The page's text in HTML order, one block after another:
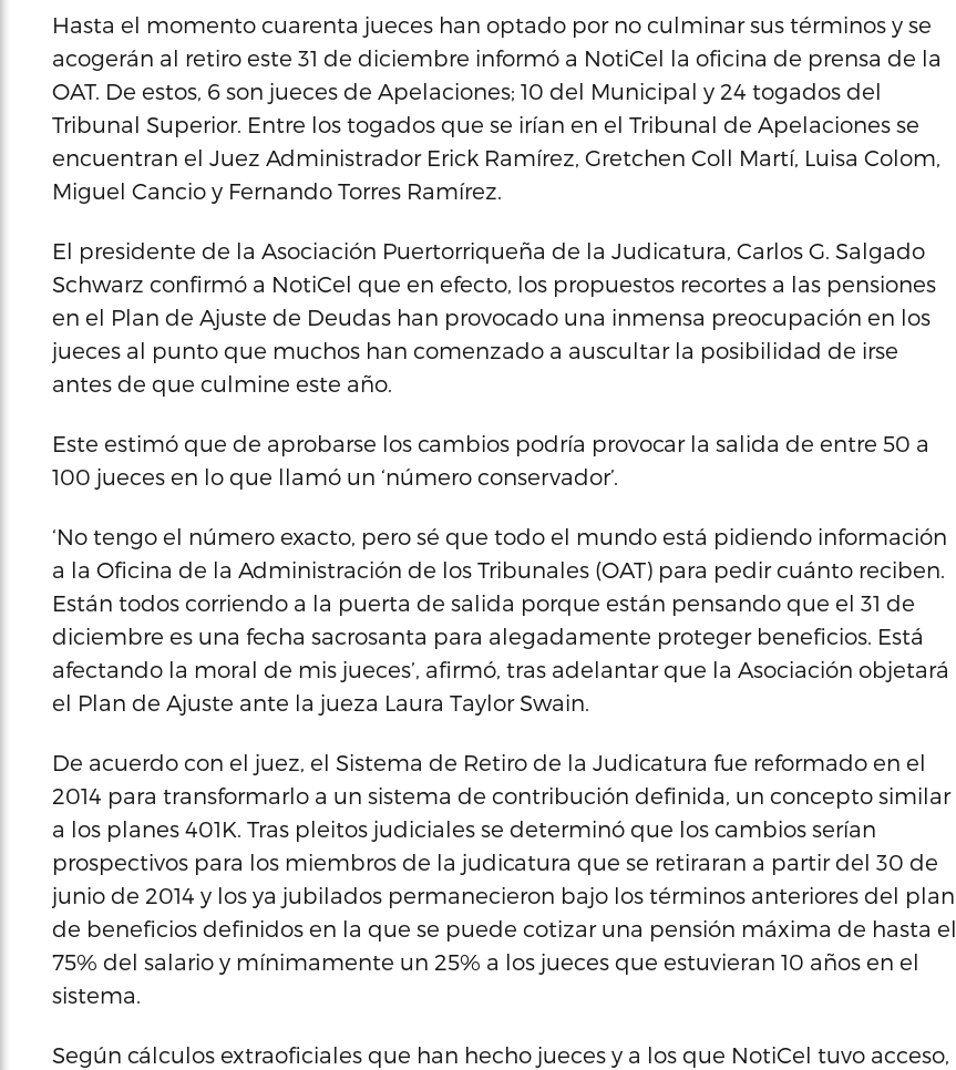
Hasta el momento cuarenta jueces han optado por no culminar sus términos y se
acogerán al retiro este 31 de diciembre informó a NotiCel la oficina de prensa de la
OAT. De estos, 6 son jueces de Apelaciones; 10 del Municipal y 24 togados del
Tribunal Superior. Entre los togados que se irían en el Tribunal de Apelaciones se
encuentran el Juez Administrador Erick Ramírez, Gretchen Coll Martí, Luisa Colom,
Miguel Cancio y Fernando Torres Ramírez.
El presidente de la Asociación Puertorriqueña de la Judicatura, Carlos G. Salgado
Schwarz confirmó a NotiCel que en efecto, los propuestos recortes a las pensiones
en el Plan de Ajuste de Deudas han provocado una inmensa preocupación en los
jueces al punto que muchos han comenzado a auscultar la posibilidad de irse
antes de que culmine este año.
Este estimó que de aprobarse los cambios podría provocar la salida de entre 50 a
100 jueces en lo que llamó un ‘número conservador’.
‘No tengo el número exacto, pero sé que todo el mundo está pidiendo información
a la Oficina de la Administración de los Tribunales (OAT) para pedir cuánto reciben.
Están todos corriendo a la puerta de salida porque están pensando que el 31 de
diciembre es una fecha sacrosanta para alegadamente proteger beneficios. Está
afectando la moral de mis jueces’, afirmó, tras adelantar que la Asociación objetará
el Plan de Ajuste ante la jueza Laura Taylor Swain.
De acuerdo con el juez, el Sistema de Retiro de la Judicatura fue reformado en el
2014 para transformarlo a un sistema de contribución definida, un concepto similar
a los planes 401K. Tras pleitos judiciales se determinó que los cambios serían
prospectivos para los miembros de la judicatura que se retiraran a partir del 30 de
junio de 2014 y los ya jubilados permanecieron bajo los términos anteriores del plan
de beneficios definidos en la que se puede cotizar una pensión máxima de hasta el
75% del salario y mínimamente un 25% a los jueces que estuvieran 10 años en el
sistema.
Según cálculos extraoficiales que han hecho jueces y a los que NotiCel tuvo acceso,